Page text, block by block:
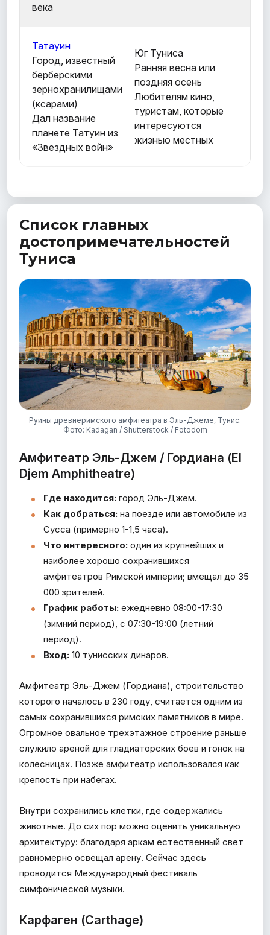
века
Татауин
Город, известный
берберскими
зернохранилищами
(ксарами)
Дал название
планете Татуин из
«Звездных войн»
Юг Туниса
Ранняя весна или
поздняя осень
Любителям кино,
туристам, которые
интересуются
жизнью местных
Список главных
достопримечательностей
Туниса
Руины древнеримского амфитеатра в Эль-Джеме, Тунис.
Фото: Kadagan / Shutterstock / Fotodom
Амфитеатр Эль-Джем / Гордиана (El
Djem Amphitheatre)
Где находится: город Эль-Джем.
Как добраться: на поезде или автомобиле из
Сусса (примерно 1-1,5 часа).
Что интересного: один из крупнейших и
наиболее хорошо сохранившихся
амфитеатров Римской империи; вмещал до 35
000 зрителей.
График работы: ежедневно 08:00-17:30
(зимний период), с 07:30-19:00 (летний
период).
Вход: 10 тунисских динаров.
Амфитеатр Эль-Джем (Гордиана), строительство
которого началось в 230 году, считается одним из
самых сохранившихся римских памятников в мире.
Огромное овальное трехэтажное строение раньше
служило ареной для гладиаторских боев и гонок на
колесницах. Позже амфитеатр использовался как
крепость при набегах.
Внутри сохранились клетки, где содержались
животные. До сих пор можно оценить уникальную
архитектуру: благодаря аркам естественный свет
равномерно освещал арену. Сейчас здесь
проводится Международный фестиваль
симфонической музыки.
Карфаген (Carthage)